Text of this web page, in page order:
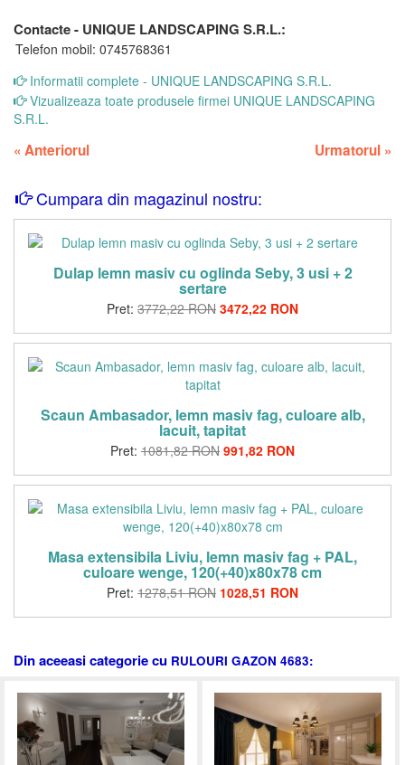
Contacte - UNIQUE LANDSCAPING S.R.L.:
Telefon mobil: 0745768361
Informatii complete - UNIQUE LANDSCAPING S.R.L.
Vizualizeaza toate produsele firmei UNIQUE LANDSCAPING
S.R.L.
« Anteriorul Urmatorul »
Cumpara din magazinul nostru:
Dulap lemn masiv cu oglinda Seby, 3 usi + 2
sertare
Pret: 3772,22 RON 3472,22 RON
Scaun Ambasador, lemn masiv fag, culoare alb,
lacuit, tapitat
Pret: 1081,82 RON 991,82 RON
Masa extensibila Liviu, lemn masiv fag + PAL,
culoare wenge, 120(+40)x80x78 cm
Pret: 1278,51 RON 1028,51 RON
Din aceeasi categorie cu RULOURI GAZON 4683: